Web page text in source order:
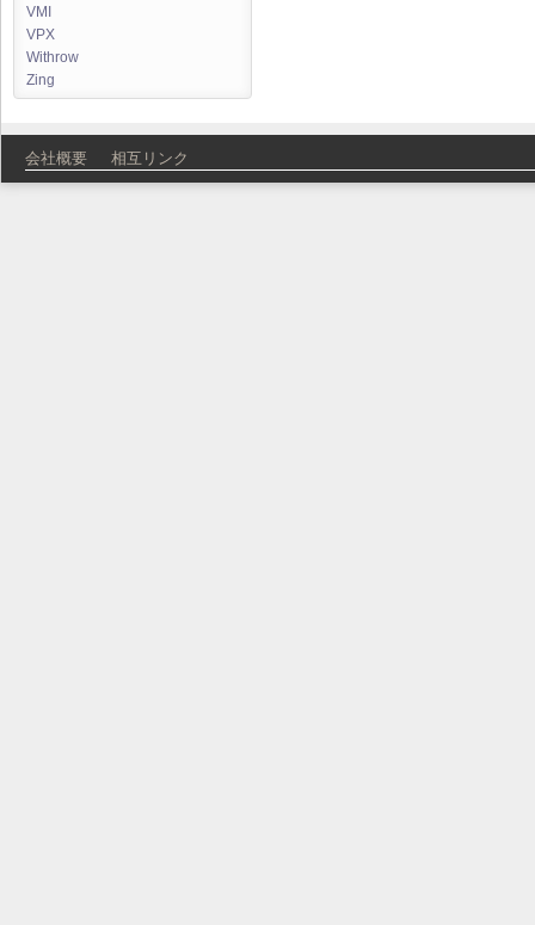
VMI
VPX
Withrow
Zing
会社概要 相互リンク